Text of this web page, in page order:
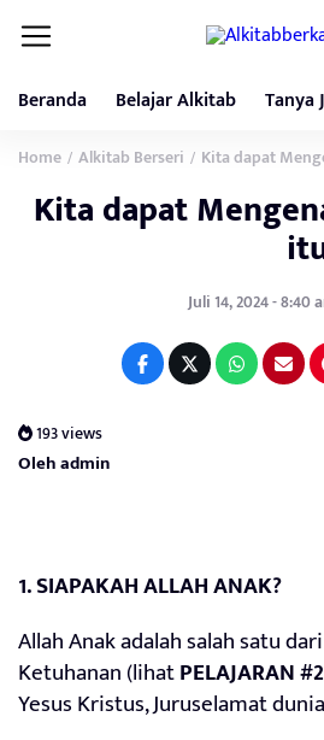
Beranda Belajar Alkitab Tanya
Home / Alkitab Berseri / Kita dapat
Kita dapat
Juli 14, 2024 - 8:40
193 views
Oleh admin
1. SIAPAKAH ALLAH ANAK?
Allah Anak adalah salah satu
Ketuhanan (lihatPELAJARAN #2
Yesus Kristus, Juruselamat